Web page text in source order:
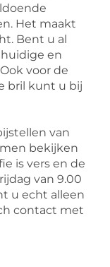
Het maakt
Bent u al
en
voor de
bril kunt u bij
van
bekijken
is vers en de
van 9.00
u echt alleen
contact met